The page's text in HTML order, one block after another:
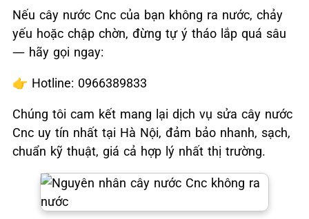
Nếu cây nước Cnc của bạn không ra nước, chảy
yếu hoặc chập chờn, đừng tự ý tháo lắp quá sâu
— hãy gọi ngay:
👉 Hotline: 0966389833
Chúng tôi cam kết mang lại dịch vụ sửa cây nước
Cnc uy tín nhất tại Hà Nội, đảm bảo nhanh, sạch,
chuẩn kỹ thuật, giá cả hợp lý nhất thị trường.